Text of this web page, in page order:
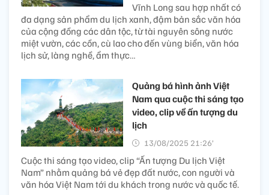
Vĩnh Long sau hợp nhất có
đa dạng sản phẩm du lịch xanh, đậm bản sắc văn hóa
của cộng đồng các dân tộc, từ tài nguyên sông nước
miệt vườn, các cồn, cù lao cho đến vùng biển, văn hóa
lịch sử, làng nghề, ẩm thực…
Quảng bá hình ảnh Việt
Nam qua cuộc thi sáng tạo
video, clip về ấn tượng du
lịch
13/08/2025 21:26’
Cuộc thi sáng tạo video, clip “Ấn tượng Du lịch Việt
Nam” nhằm quảng bá vẻ đẹp đất nước, con người và
văn hóa Việt Nam tới du khách trong nước và quốc tế.